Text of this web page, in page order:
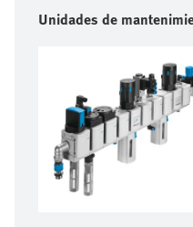
Unidades de